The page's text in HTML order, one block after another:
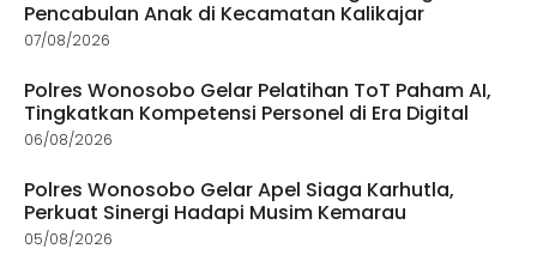
Pencabulan Anak di Kecamatan Kalikajar
07/08/2026
Polres Wonosobo Gelar Pelatihan ToT Paham AI,
Tingkatkan Kompetensi Personel di Era Digital
06/08/2026
Polres Wonosobo Gelar Apel Siaga Karhutla,
Perkuat Sinergi Hadapi Musim Kemarau
05/08/2026